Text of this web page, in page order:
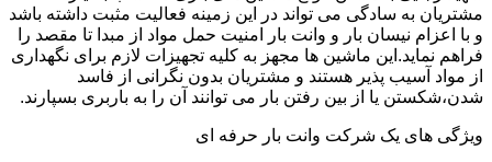
مشتریان به سادگی می تواند در این زمینه فعالیت مثبت داشته باشد
و با اعزام نیسان بار و وانت بار امنیت حمل مواد از مبدا تا مقصد را
فراهم نماید.این ماشین ها مجهز به کلیه تجهیزات لازم برای نگهداری
از مواد آسیب پذیر هستند و مشتریان بدون نگرانی از فاسد
شدن،شکستن یا از بین رفتن بار می توانند آن را به باربری بسپارند.
ویژگی های یک شرکت وانت بار حرفه ای